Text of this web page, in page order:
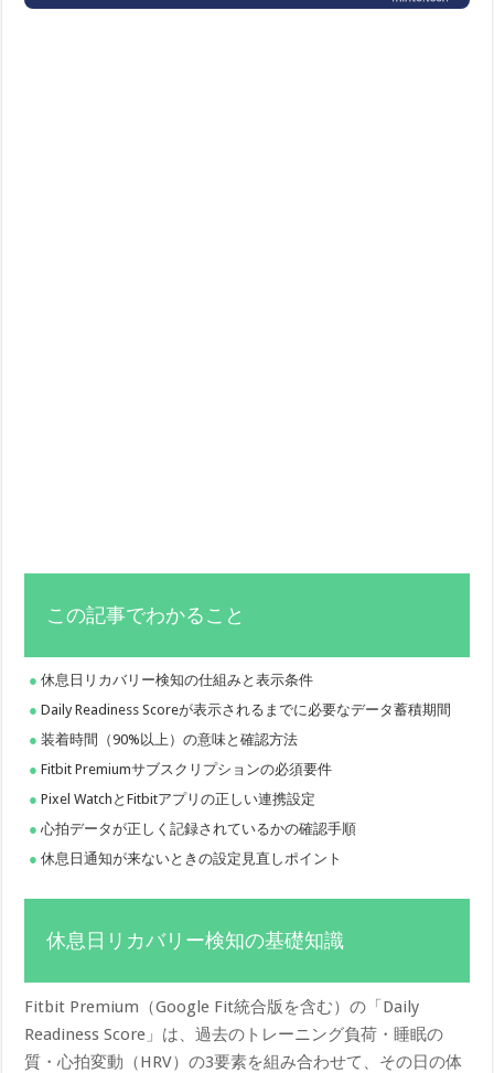
この記事でわかること
休息日リカバリー検知の仕組みと表示条件
Daily Readiness Scoreが表示されるまでに必要なデータ蓄積期間
装着時間（90%以上）の意味と確認方法
Fitbit Premiumサブスクリプションの必須要件
Pixel WatchとFitbitアプリの正しい連携設定
心拍データが正しく記録されているかの確認手順
休息日通知が来ないときの設定見直しポイント
休息日リカバリー検知の基礎知識
Fitbit Premium（Google Fit統合版を含む）の「Daily
Readiness Score」は、過去のトレーニング負荷・睡眠の
質・心拍変動（HRV）の3要素を組み合わせて、その日の体